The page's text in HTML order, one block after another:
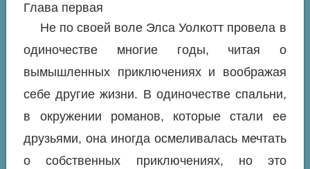
Глава первая
Не по своей воле Элса Уолкотт провела в
одиночестве многие годы, читая о
вымышленных приключениях и воображая
себе другие жизни. В одиночестве спальни,
в окружении романов, которые стали ее
друзьями, она иногда осмеливалась мечтать
о собственных приключениях, но это